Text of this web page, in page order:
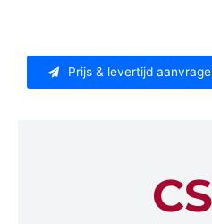
Prijs & levertijd